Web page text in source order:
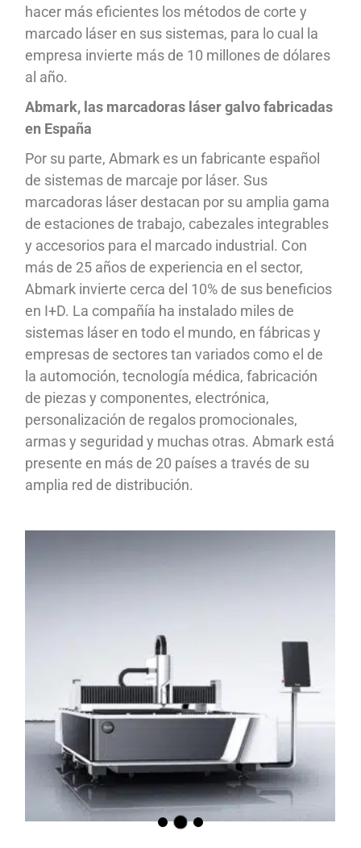
hacer más eficientes los métodos de corte y
marcado láser en sus sistemas, para lo cual la
empresa invierte más de 10 millones de dólares
al año.
Abmark, las marcadoras láser galvo fabricadas
en España
Por su parte, Abmark es un fabricante español
de sistemas de marcaje por láser. Sus
marcadoras láser destacan por su amplia gama
de estaciones de trabajo, cabezales integrables
y accesorios para el marcado industrial. Con
más de 25 años de experiencia en el sector,
Abmark invierte cerca del 10% de sus beneficios
en I+D. La compañía ha instalado miles de
sistemas láser en todo el mundo, en fábricas y
empresas de sectores tan variados como el de
la automoción, tecnología médica, fabricación
de piezas y componentes, electrónica,
personalización de regalos promocionales,
armas y seguridad y muchas otras. Abmark está
presente en más de 20 países a través de su
amplia red de distribución.